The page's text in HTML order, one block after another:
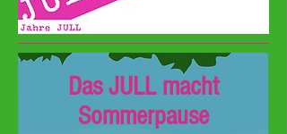
Das JULL macht
Sommerpause